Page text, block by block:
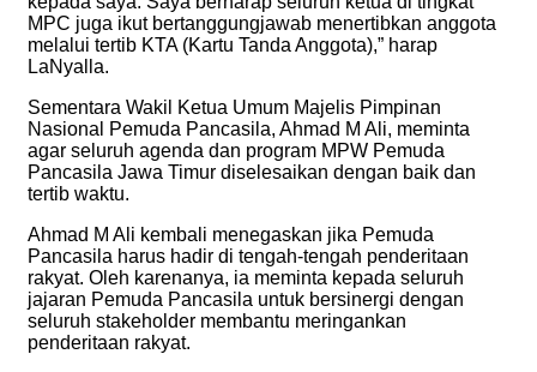
MPC juga ikut bertanggungjawab menertibkan anggota
melalui tertib KTA (Kartu Tanda Anggota),” harap
LaNyalla.
Sementara Wakil Ketua Umum Majelis Pimpinan
Nasional Pemuda Pancasila, Ahmad M Ali, meminta
agar seluruh agenda dan program MPW Pemuda
Pancasila Jawa Timur diselesaikan dengan baik dan
tertib waktu.
Ahmad M Ali kembali menegaskan jika Pemuda
Pancasila harus hadir di tengah-tengah penderitaan
rakyat. Oleh karenanya, ia meminta kepada seluruh
jajaran Pemuda Pancasila untuk bersinergi dengan
seluruh stakeholder membantu meringankan
penderitaan rakyat.